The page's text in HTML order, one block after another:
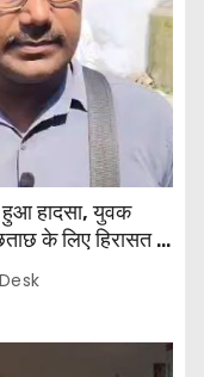
हादसा, युवक
के लिए हिरासत में